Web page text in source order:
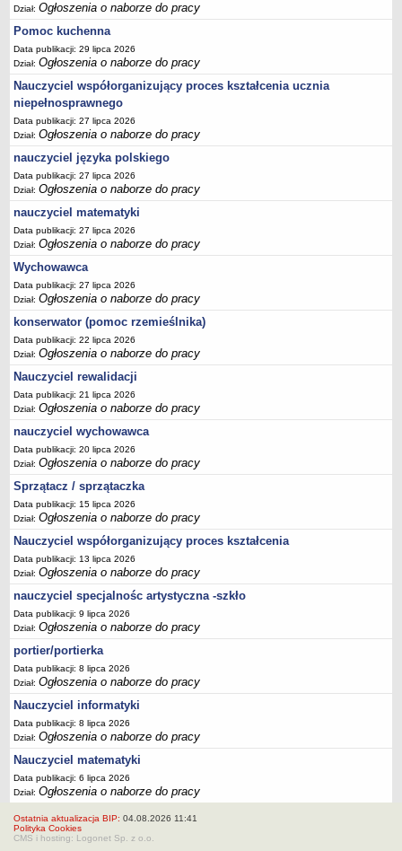
Dział:Ogłoszenia o naborze do pracy
Pomoc kuchenna
Data publikacji: 29 lipca 2026
Dział:Ogłoszenia o naborze do pracy
Nauczyciel współorganizujący proces kształcenia ucznia
niepełnosprawnego
Data publikacji: 27 lipca 2026
Dział:Ogłoszenia o naborze do pracy
nauczyciel języka polskiego
Data publikacji: 27 lipca 2026
Dział:Ogłoszenia o naborze do pracy
nauczyciel matematyki
Data publikacji: 27 lipca 2026
Dział:Ogłoszenia o naborze do pracy
Wychowawca
Data publikacji: 27 lipca 2026
Dział:Ogłoszenia o naborze do pracy
konserwator (pomoc rzemieślnika)
Data publikacji: 22 lipca 2026
Dział:Ogłoszenia o naborze do pracy
Nauczyciel rewalidacji
Data publikacji: 21 lipca 2026
Dział:Ogłoszenia o naborze do pracy
nauczyciel wychowawca
Data publikacji: 20 lipca 2026
Dział:Ogłoszenia o naborze do pracy
Sprzątacz / sprzątaczka
Data publikacji: 15 lipca 2026
Dział:Ogłoszenia o naborze do pracy
Nauczyciel współorganizujący proces kształcenia
Data publikacji: 13 lipca 2026
Dział:Ogłoszenia o naborze do pracy
nauczyciel specjalnośc artystyczna -szkło
Data publikacji: 9 lipca 2026
Dział:Ogłoszenia o naborze do pracy
portier/portierka
Data publikacji: 8 lipca 2026
Dział:Ogłoszenia o naborze do pracy
Nauczyciel informatyki
Data publikacji: 8 lipca 2026
Dział:Ogłoszenia o naborze do pracy
Nauczyciel matematyki
Data publikacji: 6 lipca 2026
Dział:Ogłoszenia o naborze do pracy
Ostatnia aktualizacja BIP: 04.08.2026 11:41
Polityka Cookies
CMS i hosting: Logonet Sp. z o.o.